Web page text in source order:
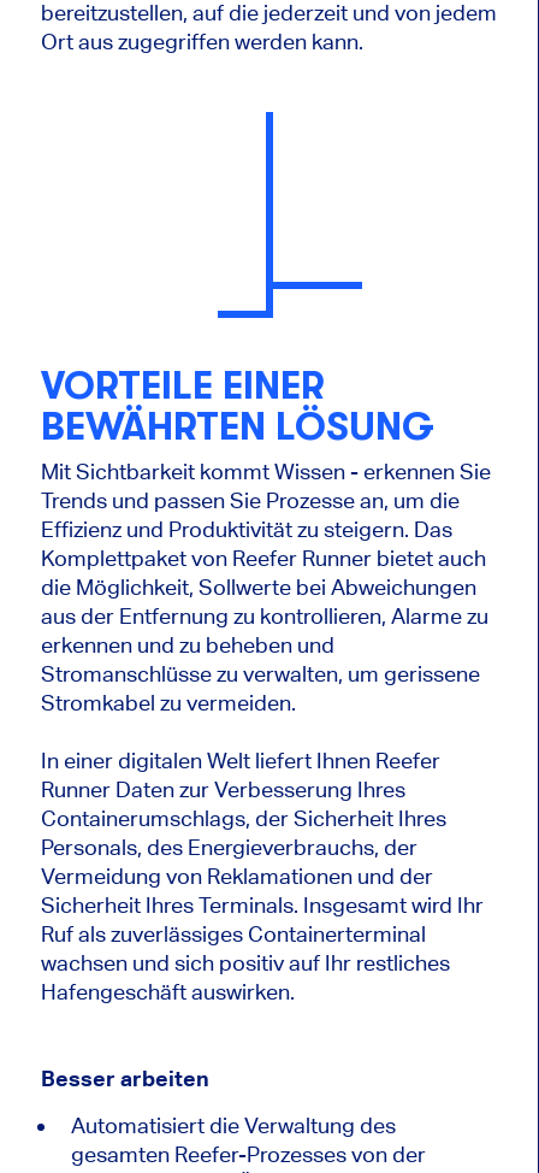
bereitzustellen, auf die jederzeit und von jedem
Ort aus zugegriffen werden kann.
VORTEILE EINER
BEWÄHRTEN LÖSUNG
Mit Sichtbarkeit kommt Wissen - erkennen Sie
Trends und passen Sie Prozesse an, um die
Effizienz und Produktivität zu steigern. Das
Komplettpaket von Reefer Runner bietet auch
die Möglichkeit, Sollwerte bei Abweichungen
aus der Entfernung zu kontrollieren, Alarme zu
erkennen und zu beheben und
Stromanschlüsse zu verwalten, um gerissene
Stromkabel zu vermeiden.
In einer digitalen Welt liefert Ihnen Reefer
Runner Daten zur Verbesserung Ihres
Containerumschlags, der Sicherheit Ihres
Personals, des Energieverbrauchs, der
Vermeidung von Reklamationen und der
Sicherheit Ihres Terminals. Insgesamt wird Ihr
Ruf als zuverlässiges Containerterminal
wachsen und sich positiv auf Ihr restliches
Hafengeschäft auswirken.
Besser arbeiten
Automatisiert die Verwaltung des
gesamten Reefer-Prozesses von der